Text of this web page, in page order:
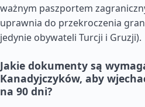
ważnym paszportem
uprawnia do przekroczenia
jedynie obywateli Turcji i Gruzji).
Jakie dokumenty są
Kanadyjczyków, aby
na 90 dni?